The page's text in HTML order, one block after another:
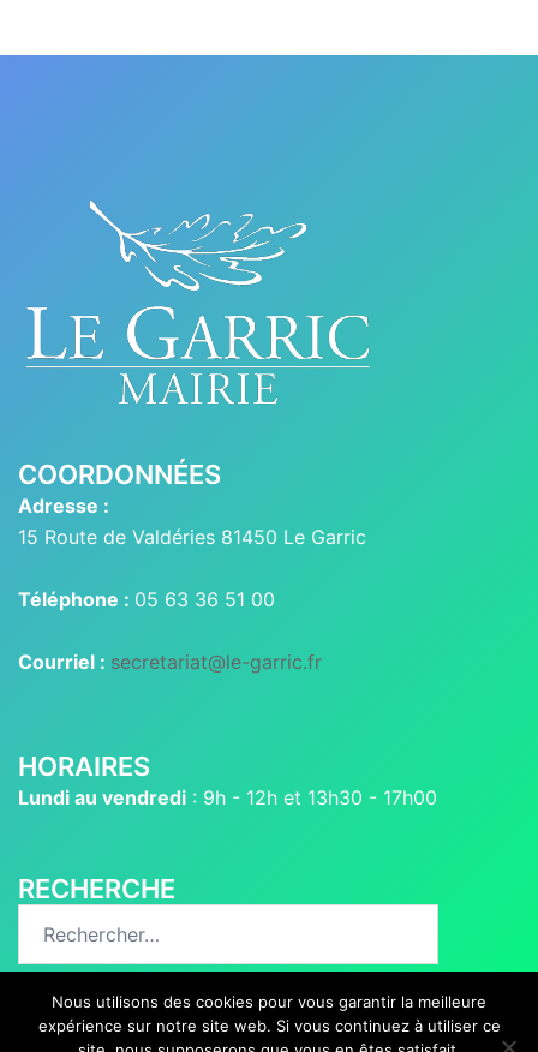
COORDONNÉES
Adresse :
15 Route de Valdéries 81450 Le Garric
Téléphone : 05 63 36 51 00
Courriel : secretariat@le-garric.fr
HORAIRES
Lundi au vendredi : 9h - 12h et 13h30 - 17h00
RECHERCHE
Nous utilisons des cookies pour vous garantir la meilleure
expérience sur notre site web. Si vous continuez à utiliser ce